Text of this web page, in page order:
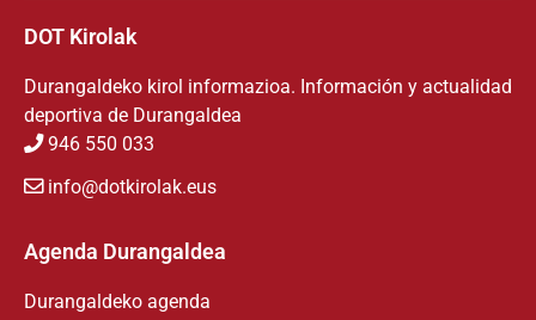
DOT Kirolak
Durangaldeko kirol informazioa. Información y actualidad
deportiva de Durangaldea
946 550 033
info@dotkirolak.eus
Agenda Durangaldea
Durangaldeko agenda